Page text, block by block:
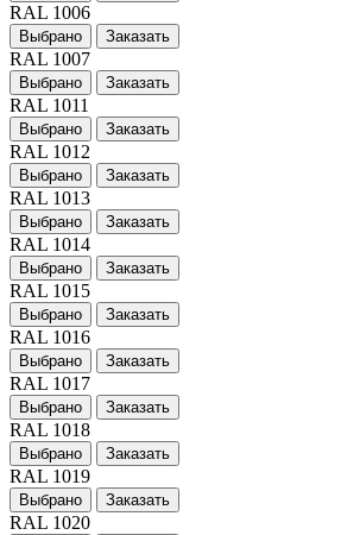
RAL 1006
Выбрано Заказать
RAL 1007
Выбрано Заказать
RAL 1011
Выбрано Заказать
RAL 1012
Выбрано Заказать
RAL 1013
Выбрано Заказать
RAL 1014
Выбрано Заказать
RAL 1015
Выбрано Заказать
RAL 1016
Выбрано Заказать
RAL 1017
Выбрано Заказать
RAL 1018
Выбрано Заказать
RAL 1019
Выбрано Заказать
RAL 1020